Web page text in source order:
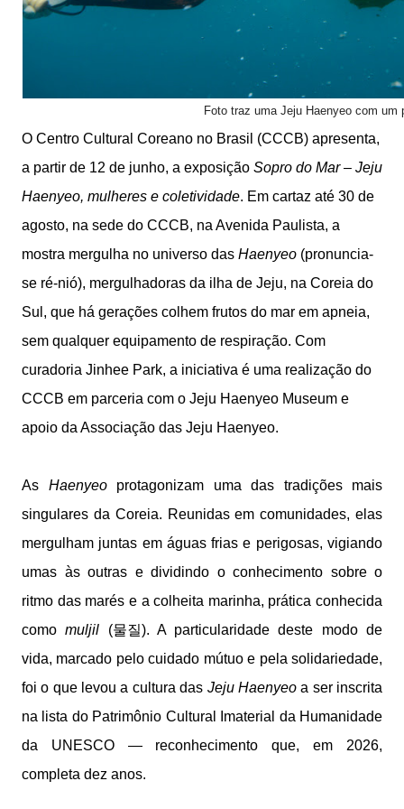
Foto traz uma Jeju Haenyeo com um
O Centro Cultural Coreano no Brasil (CCCB) apresenta,
a partir de 12 de junho, a exposição Sopro do Mar – Jeju
Haenyeo, mulheres e coletividade. Em cartaz até 30 de
agosto, na sede do CCCB, na Avenida Paulista, a
mostra mergulha no universo das Haenyeo (pronuncia-
se ré-nió), mergulhadoras da ilha de Jeju, na Coreia do
Sul, que há gerações colhem frutos do mar em apneia,
sem qualquer equipamento de respiração. Com
curadoria Jinhee Park, a iniciativa é uma realização do
CCCB em parceria com o Jeju Haenyeo Museum e
apoio da Associação das Jeju Haenyeo.
As Haenyeoprotagonizam uma das tradições mais
singulares da Coreia. Reunidas em comunidades, elas
mergulham juntas em águas frias e perigosas, vigiando
umas às outras e dividindo o conhecimento sobre o
ritmo das marés e a colheita marinha, prática conhecida
comomuljil (물질). A particularidade deste modo de
vida, marcado pelo cuidado mútuo e pela solidariedade,
foi o que levou a cultura das Jeju Haenyeoa ser inscrita
na lista do Patrimônio Cultural Imaterial da Humanidade
da UNESCO — reconhecimento que, em 2026,
completa dez anos.